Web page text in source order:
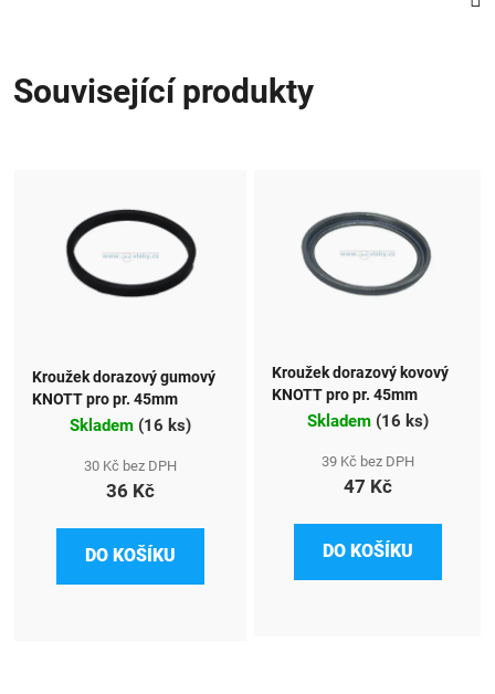
Související produkty
Kroužek dorazový gumový
KNOTT pro pr. 45mm
Skladem (16 ks)
30 Kč bez DPH
36 Kč
DO KOŠÍKU
Kroužek dorazový kovový
KNOTT pro pr. 45mm
Skladem (16 ks)
39 Kč bez DPH
47 Kč
DO KOŠÍKU